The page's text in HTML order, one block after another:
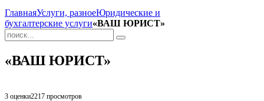
ГлавнаяУслуги, разноеЮридические и
бухгалтерские услуги«ВАШ ЮРИСТ»
«ВАШ ЮРИСТ»
3 оценки2217 просмотров